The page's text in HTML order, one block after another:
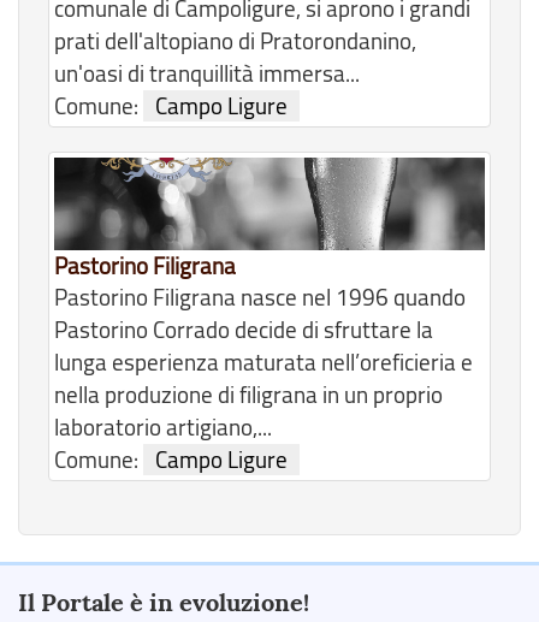
comunale di Campoligure, si aprono i grandi
prati dell'altopiano di Pratorondanino,
un'oasi di tranquillità immersa...
Comune:
Campo Ligure
Pastorino Filigrana
Pastorino Filigrana nasce nel 1996 quando
Pastorino Corrado decide di sfruttare la
lunga esperienza maturata nell’oreficieria e
nella produzione di filigrana in un proprio
laboratorio artigiano,...
Comune:
Campo Ligure
Il Portale è in evoluzione!